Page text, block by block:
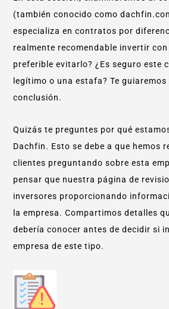
(también conocido como
especializa en contratos por
realmente recomendable invertir
preferible evitarlo? ¿Es seguro este
legítimo o una estafa? Te
conclusión.
Quizás te preguntes por qué
Dachfin. Esto se debe a que hemos
clientes preguntando sobre esta
pensar que nuestra página de
inversores proporcionando
la empresa. Compartimos detalles
debería conocer antes de decidir si
empresa de este tipo.